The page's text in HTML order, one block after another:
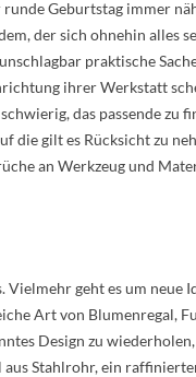
Geburtstag immer
der sich ohnehin alles
praktische
ihrer Werkstatt
das passende zu
die gilt es Rücksicht zu
an Werkzeug und
Vielmehr geht es um
Art von Blumenregal,
Design zu
aus Stahlrohr, ein